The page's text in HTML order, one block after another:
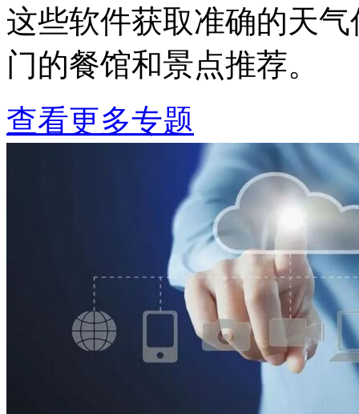
这些软件获取准确的天
门的餐馆和景点推荐。
查看更多专题